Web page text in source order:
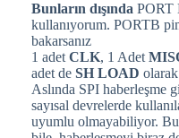
Bunların dışında PORT
kullanıyorum. PORTB
bakarsanız
1 adet CLK, 1 Adet
adet de SH LOAD
Aslında SPI haberleşme
sayısal devrelerde
uyumlu olmayabiliyor.